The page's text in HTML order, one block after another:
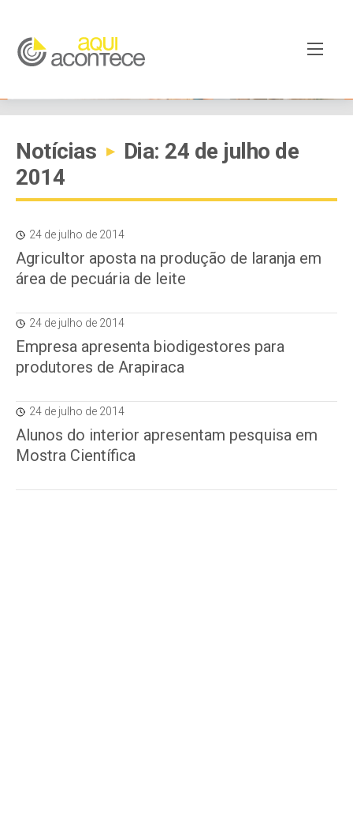
Notícias ▸
Dia: 24 de julho de
2014
24 de julho de 2014
Agricultor aposta na produção de laranja em
área de pecuária de leite
24 de julho de 2014
Empresa apresenta biodigestores para
produtores de Arapiraca
24 de julho de 2014
Alunos do interior apresentam pesquisa em
Mostra Científica